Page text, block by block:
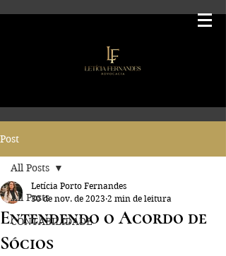
Post
All Posts
CONTABILIDADE
All Posts
Entendendo o Acordo de
Sócios
Letícia Porto Fernandes
30 de nov. de 2023 2 min de leitura